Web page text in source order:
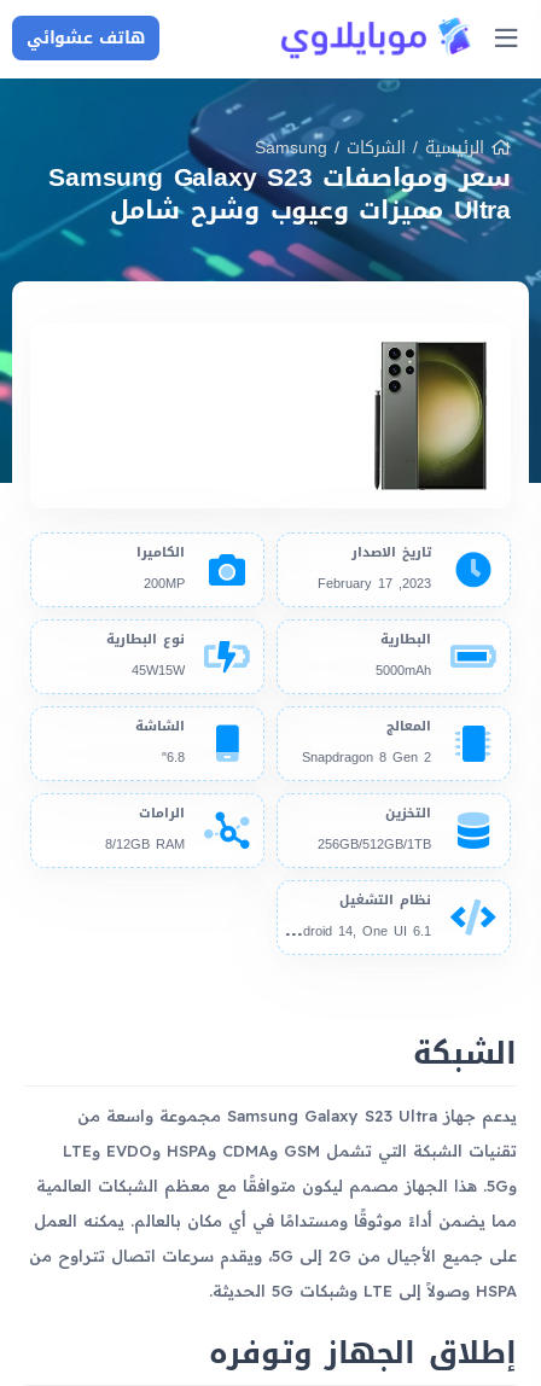
هاتف عشوائي
الرئيسية/ الشركات /
Samsung
سعر ومواصفات Samsung Galaxy S23
Ultra مميزات وعيوب وشرح شامل
تاريخ الاصدار
2023, February 17
الكاميرا
200MP
البطارية
5000mAh
نوع البطارية
45W15W
المعالج
Snapdragon 8 Gen 2
الشاشة
6.8"
التخزين
256GB/512GB/1TB
الرامات
8/12GB RAM
نظام التشغيل
And
roid 13, up to Android 14, One UI 6.1
الشبكة
يدعم جهاز Samsung Galaxy S23 Ultra مجموعة واسعة من
تقنيات الشبكة التي تشمل GSM وCDMA وHSPA وEVDO وLTE
و5G. هذا الجهاز مصمم ليكون متوافقًا مع معظم الشبكات العالمية
مما يضمن أداءً موثوقًا ومستدامًا في أي مكان بالعالم. يمكنه العمل
على جميع الأجيال من 2G إلى 5G، ويقدم سرعات اتصال تتراوح من
HSPA وصولاً إلى LTE وشبكات 5G الحديثة.
إطلاق الجهاز وتوفره